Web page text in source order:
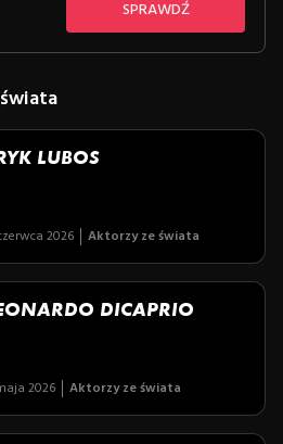
SPRAWDŹ
LUBOS
2026 Aktorzy ze świata
DICAPRIO
2026 Aktorzy ze świata